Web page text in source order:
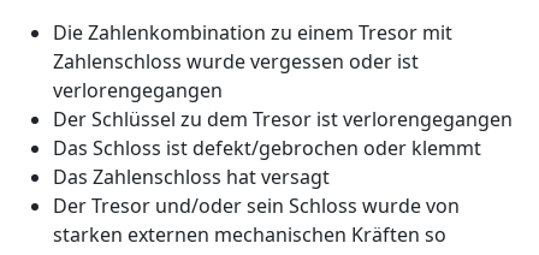
Die Zahlenkombination zu einem Tresor mit
Zahlenschloss wurde vergessen oder ist
verlorengegangen
Der Schlüssel zu dem Tresor ist verlorengegangen
Das Schloss ist defekt/gebrochen oder klemmt
Das Zahlenschloss hat versagt
Der Tresor und/oder sein Schloss wurde von
starken externen mechanischen Kräften so